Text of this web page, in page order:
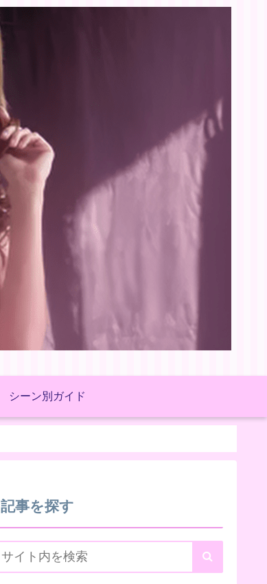
シーン別ガイド
記事を探す